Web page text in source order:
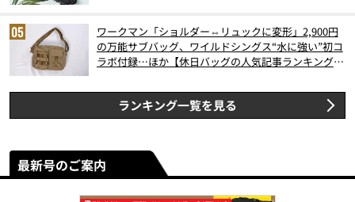
ワークマン「ショルダー⇔リュックに変形」2,900円
の万能サブバッグ、ワイルドシングス“水に強い”初コ
ラボ付録…ほか【休日バッグの人気記事ランキングベ
ランキング一覧を見る
最新号のご案内